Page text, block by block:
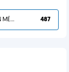
TU L'AS BIEN MÉRITÉ 487